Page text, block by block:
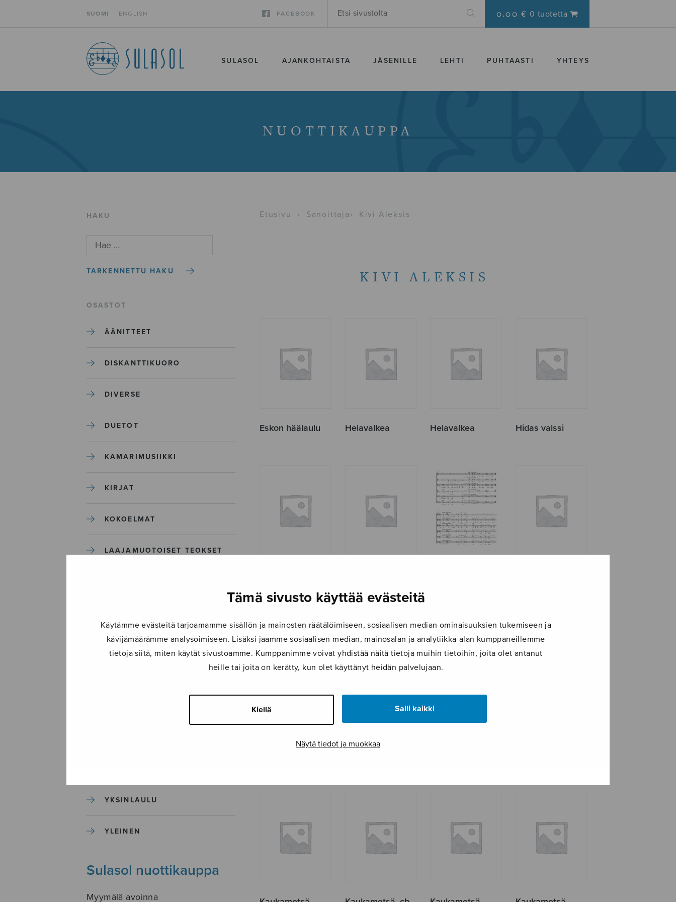
Tämä sivusto käyttää evästeitä
Käytämme evästeitä tarjoamamme sisällön ja mainosten räätälöimiseen, sosiaalisen median ominaisuuksien tukemiseen ja
kävijämäärämme analysoimiseen. Lisäksi jaamme sosiaalisen median, mainosalan ja analytiikka-alan kumppaneillemme
tietoja siitä, miten käytät sivustoamme. Kumppanimme voivat yhdistää näitä tietoja muihin tietoihin, joita olet antanut
heille tai joita on kerätty, kun olet käyttänyt heidän palvelujaan.
Kiellä Salli kaikki
Näytä tiedot ja muokkaa
SUOMI ENGLISH FACEBOOK 0.00 € 0 tuotetta
SULASOL AJANKOHTAISTA JÄSENILLE LEHTI PUHTAASTI YHTEYS
NUOTTIKAUPPA
HAKU
TARKENNETTU HAKU
OSASTOT
ÄÄNITTEET
DISKANTTIKUORO
DIVERSE
DUETOT
KAMARIMUSIIKKI
KIRJAT
KOKOELMAT
LAAJAMUOTOISET TEOKSET
MUUT
YKSINLAULU
YLEINEN
Sulasol nuottikauppa
Myymälä avoinna
Etusivu › Sanoittaja › Kivi Aleksis
KIVI ALEKSIS
Eskon häälaulu Helavalkea Helavalkea Hidas valssi
Aleksis Kiven
Aleksis Kiven